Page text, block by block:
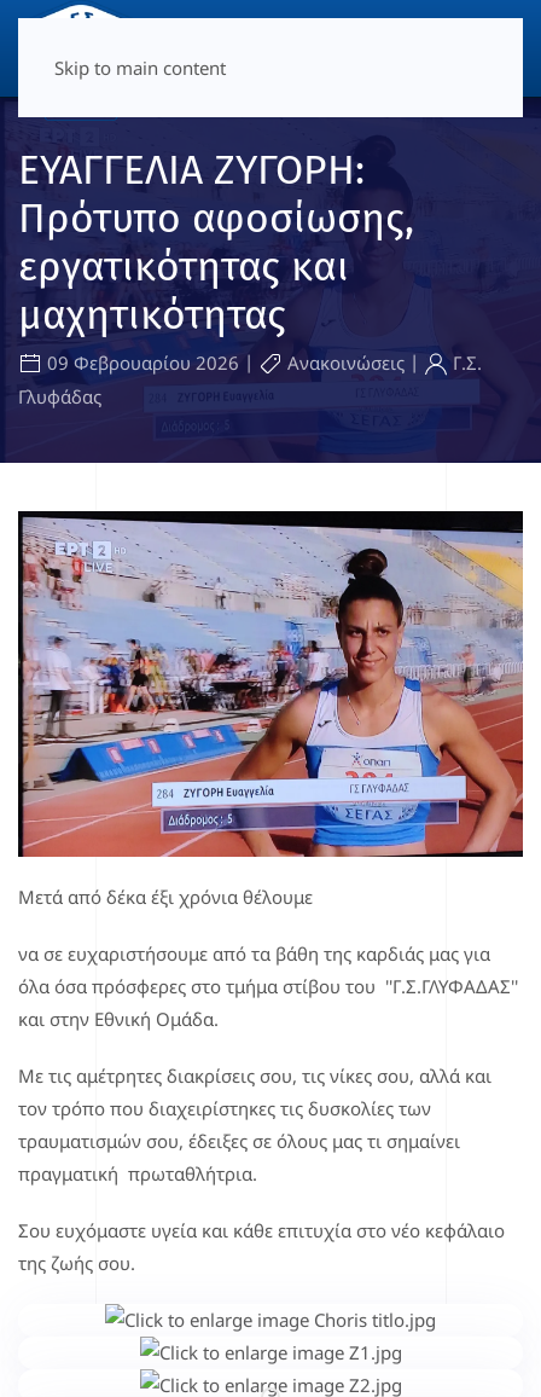
Skip to main content
ΕΥΑΓΓΕΛΙΑ ΖΥΓΟΡΗ:
Πρότυπο αφοσίωσης,
εργατικότητας και
μαχητικότητας
09 Φεβρουαρίου 2026 | Ανακοινώσεις |
Γ.Σ.
Γλυφάδας
Μετά από δέκα έξι χρόνια θέλουμε
να σε ευχαριστήσουμε από τα βάθη της καρδιάς μας για
όλα όσα πρόσφερες στο τμήμα στίβου του ''Γ.Σ.ΓΛΥΦΑΔΑΣ''
και στην Εθνική Ομάδα.
Με τις αμέτρητες διακρίσεις σου, τις νίκες σου, αλλά και
τον τρόπο που διαχειρίστηκες τις δυσκολίες των
τραυματισμών σου, έδειξες σε όλους μας τι σημαίνει
πραγματική πρωταθλήτρια.
Σου ευχόμαστε υγεία και κάθε επιτυχία στο νέο κεφάλαιο
της ζωής σου.